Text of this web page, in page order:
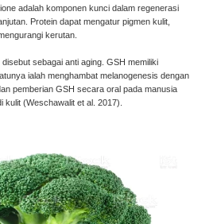
adalah komponen kunci dalam regenerasi
Protein dapat mengatur pigmen kulit,
kerutan.
sebagai anti aging. GSH memiliki
ialah menghambat melanogenesis dengan
pemberian GSH secara oral pada manusia
kulit (Weschawalit et al. 2017).